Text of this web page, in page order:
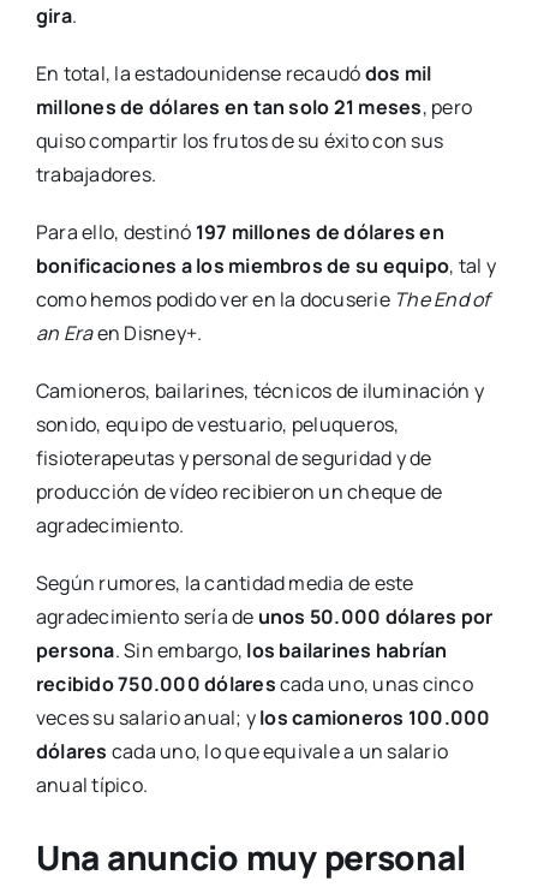
gira.
En total, la estadounidense recaudódos mil
millones de dólares en tan solo 21 meses, pero
quiso compartir los frutos de su éxito con sus
trabajadores.
Para ello, destinó 197 millones de dólares en
bonificaciones a los miembros de su equipo, tal y
como hemos podido ver en la docuserie The End of
an Eraen Disney+.
Camioneros, bailarines, técnicos de iluminación y
sonido, equipo de vestuario, peluqueros,
fisioterapeutas y personal de seguridad y de
producción de vídeo recibieron un cheque de
agradecimiento.
Según rumores, la cantidad media de este
agradecimiento sería de unos 50.000 dólares por
persona. Sin embargo, los bailarines habrían
recibido 750.000 dólarescada uno, unas cinco
veces su salario anual; ylos camioneros 100.000
dólares cada uno, lo que equivale a un salario
anual típico.
Una anuncio muy personal